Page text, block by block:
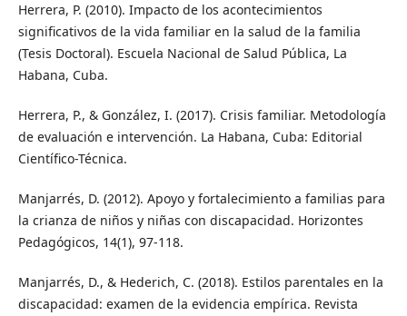
Herrera, P. (2010). Impacto de los acontecimientos
significativos de la vida familiar en la salud de la familia
(Tesis Doctoral). Escuela Nacional de Salud Pública, La
Habana, Cuba.
Herrera, P., & González, I. (2017). Crisis familiar. Metodología
de evaluación e intervención. La Habana, Cuba: Editorial
Científico-Técnica.
Manjarrés, D. (2012). Apoyo y fortalecimiento a familias para
la crianza de niños y niñas con discapacidad. Horizontes
Pedagógicos, 14(1), 97-118.
Manjarrés, D., & Hederich, C. (2018). Estilos parentales en la
discapacidad: examen de la evidencia empírica. Revista